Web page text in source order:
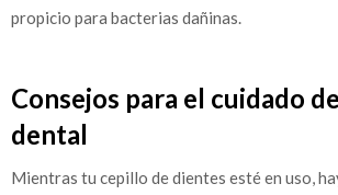
propicio para bacterias dañinas.
Consejos para el cuidado
dental
Mientras tu cepillo de dientes esté en uso,